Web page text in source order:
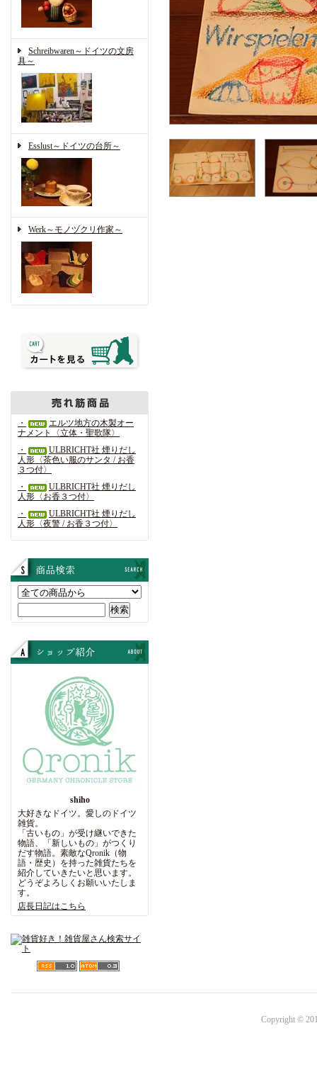
Schreibwaren～ドイツの文房
具～
Esslust～ドイツの台所～
Werk～モノヅクリ作家～
・
エルツ地方の木製オー
ナメント〈立体・聖歌隊〉
・
ULBRICHT社 煙りだし
人形〈茶色い服のサンタ / お香
３つ付〉
・
ULBRICHT社 煙りだし
人形〈お香３つ付〉
・
ULBRICHT社 煙りだし
人形〈夜警 / お香３つ付〉
shiho
大好きなドイツ。愛しのドイツ
雑貨。
「古いもの」が受け継いできた
物語、「新しいもの」がつくり
だす物語。素敵なQronik（物
語・歴史）を持った雑貨たちを
紹介していきたいと思います。
どうぞよろしくお願いいたしま
す。
店長日記はこちら
Copyright ©